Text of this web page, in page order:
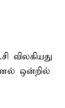
விலகியது
ஒன்றில்